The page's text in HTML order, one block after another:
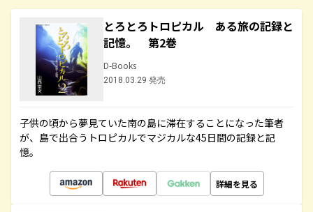
とろとろトロピカル ある旅の記録と
記憶。 第2巻
D-Books
2018.03.29 発売
子供の頃から夢見ていた南の島に滞在することになった筆者
が、島で出合うトロピカルでマジカルな45日間の記録と記
憶。
詳細を見る